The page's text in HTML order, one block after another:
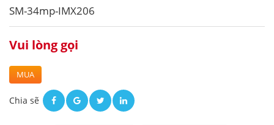
SM-34mp-IMX206
Vui lòng gọi
MUA
Chia sẽ